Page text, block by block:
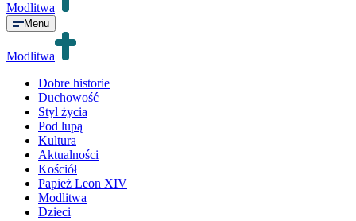
Modlitwa
Menu
Modlitwa
Dobre historie
Duchowość
Styl życia
Pod lupą
Kultura
Aktualności
Kościół
Papież Leon XIV
Modlitwa
Dzieci